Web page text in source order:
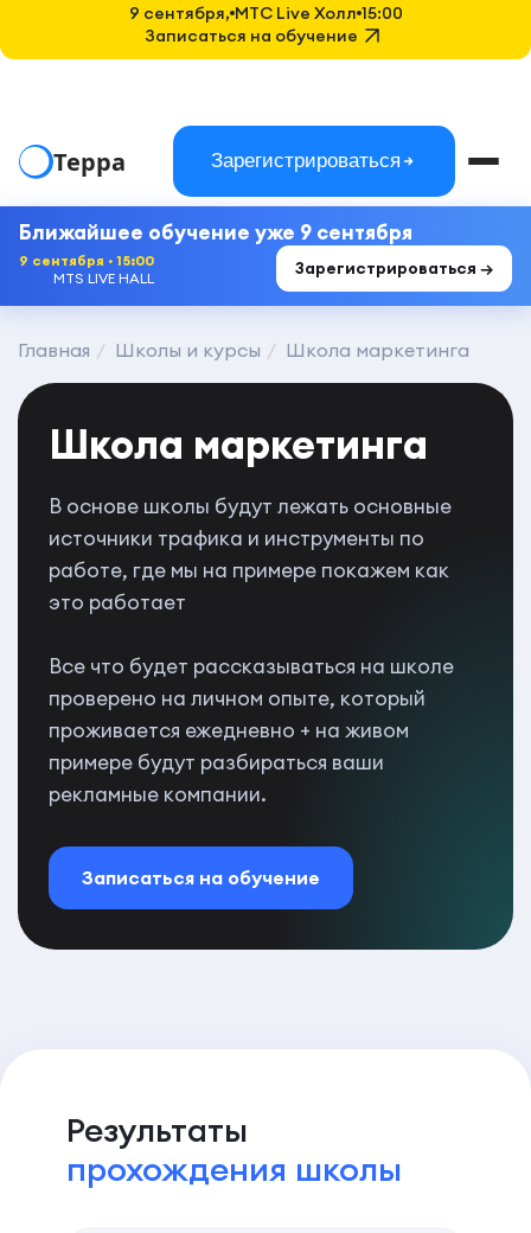
Терра Зарегистрироваться
Ближайшее обучение уже 9 сентября
9 сентября · 15:00
MTS LIVE HALL
Зарегистрироваться →
Главная Школы и курсы Школа маркетинга
Школа маркетинга
В основе школы будут лежать основные
источники трафика и инструменты по
работе, где мы на примере покажем как
это работает
Все что будет рассказываться на школе
проверено на личном опыте, который
проживается ежедневно + на живом
примере будут разбираться ваши
рекламные компании.
Записаться на обучение
Результаты
прохождения школы
9 сентября, MTC Live Холл 15:00
Записаться на обучение